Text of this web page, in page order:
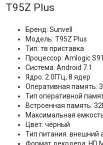
T95Z Plus
Бренд: Sunvell
Модель: T95Z Plus
Тип: тв приставка
Процессор: Amlogic
Система: Android 7.1
Ядро: 2.0ГГц, 8 ядер
Оперативная память:
Тип оперативной
Встроенная память:
Максимальная
Цвет: чёрный
Тип питания: внешний